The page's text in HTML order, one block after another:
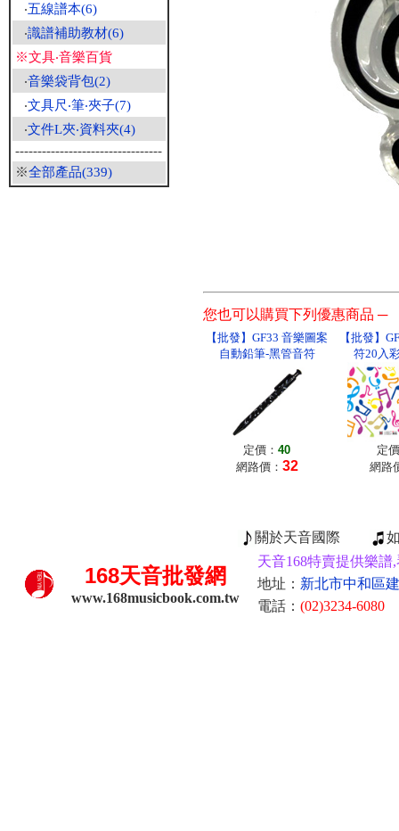
‧五線譜本(6)
‧識譜補助教材(6)
※文具‧音樂百貨
‧音樂袋背包(2)
‧文具尺‧筆‧夾子(7)
‧文件L夾‧資料夾(4)
---------------------------------
※全部產品(339)
您也可以購買下列優惠商品 ─
【批發】GF33 音樂圖案
自動鉛筆-黑管音符
定價：40
網路價： 32
【批發】
符20入
定
網路
關於天音國際
168天音批發網
www.168musicbook.com.tw
天音168特賣提供樂
地址： 新北市中和區
電話： (02)3234-6080